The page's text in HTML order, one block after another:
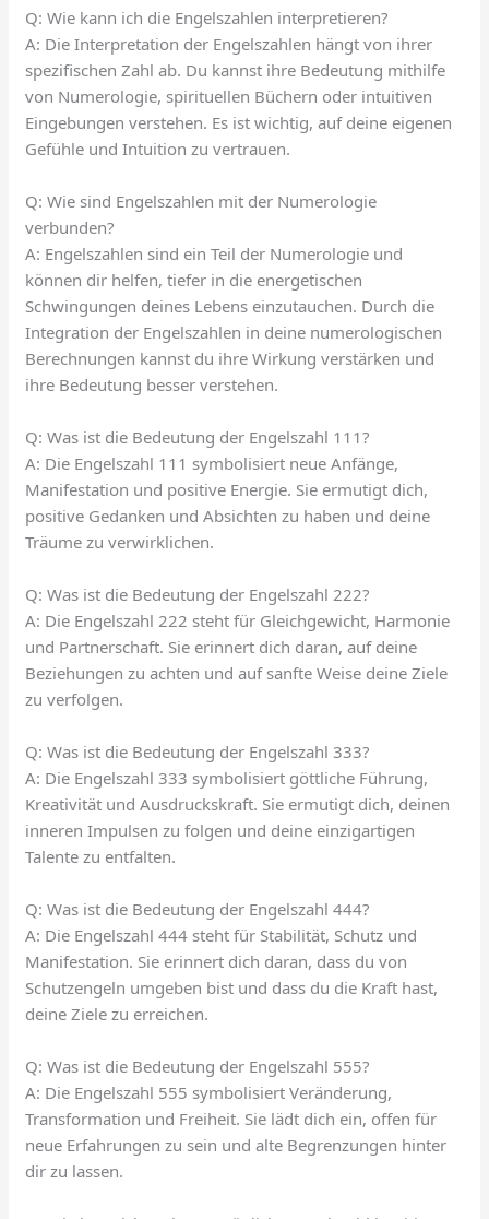
Q: Wie kann ich die Engelszahlen interpretieren?
A: Die Interpretation der Engelszahlen hängt von ihrer
spezifischen Zahl ab. Du kannst ihre Bedeutung mithilfe
von Numerologie, spirituellen Büchern oder intuitiven
Eingebungen verstehen. Es ist wichtig, auf deine eigenen
Gefühle und Intuition zu vertrauen.
Q: Wie sind Engelszahlen mit der Numerologie
verbunden?
A: Engelszahlen sind ein Teil der Numerologie und
können dir helfen, tiefer in die energetischen
Schwingungen deines Lebens einzutauchen. Durch die
Integration der Engelszahlen in deine numerologischen
Berechnungen kannst du ihre Wirkung verstärken und
ihre Bedeutung besser verstehen.
Q: Was ist die Bedeutung der Engelszahl 111?
A: Die Engelszahl 111 symbolisiert neue Anfänge,
Manifestation und positive Energie. Sie ermutigt dich,
positive Gedanken und Absichten zu haben und deine
Träume zu verwirklichen.
Q: Was ist die Bedeutung der Engelszahl 222?
A: Die Engelszahl 222 steht für Gleichgewicht, Harmonie
und Partnerschaft. Sie erinnert dich daran, auf deine
Beziehungen zu achten und auf sanfte Weise deine Ziele
zu verfolgen.
Q: Was ist die Bedeutung der Engelszahl 333?
A: Die Engelszahl 333 symbolisiert göttliche Führung,
Kreativität und Ausdruckskraft. Sie ermutigt dich, deinen
inneren Impulsen zu folgen und deine einzigartigen
Talente zu entfalten.
Q: Was ist die Bedeutung der Engelszahl 444?
A: Die Engelszahl 444 steht für Stabilität, Schutz und
Manifestation. Sie erinnert dich daran, dass du von
Schutzengeln umgeben bist und dass du die Kraft hast,
deine Ziele zu erreichen.
Q: Was ist die Bedeutung der Engelszahl 555?
A: Die Engelszahl 555 symbolisiert Veränderung,
Transformation und Freiheit. Sie lädt dich ein, offen für
neue Erfahrungen zu sein und alte Begrenzungen hinter
dir zu lassen.